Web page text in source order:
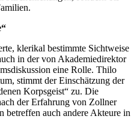
klerikal bestimmte Sichtweise
in der von Akademiedirektor
eine Rolle. Thilo
stimmt der Einschätzung der
Korpsgeist“ zu. Die
der Erfahrung von Zollner
betreffen auch andere Akteure in